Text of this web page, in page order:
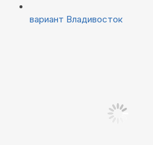
вариант Владивосток